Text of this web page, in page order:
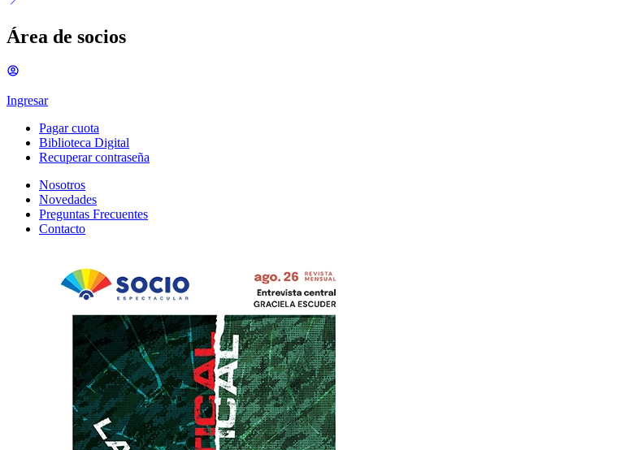
Área de socios
Ingresar
Pagar cuota
Biblioteca Digital
Recuperar contraseña
Nosotros
Novedades
Preguntas Frecuentes
Contacto